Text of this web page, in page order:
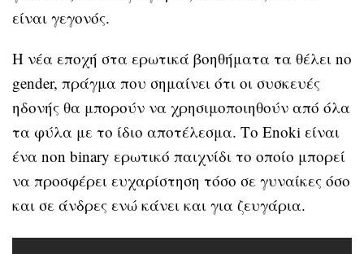
είναι γεγονός.
Η νέα εποχή στα ερωτικά βοηθήματα τα θέλει no
gender, πράγμα που σημαίνει ότι οι συσκευές
ηδονής θα μπορούν να χρησιμοποιηθούν από όλα
τα φύλα με το ίδιο αποτέλεσμα. Το Enoki είναι
ένα non binary ερωτικό παιχνίδι το οποίο μπορεί
να προσφέρει ευχαρίστηση τόσο σε γυναίκες όσο
και σε άνδρες ενώ κάνει και για ζευγάρια.